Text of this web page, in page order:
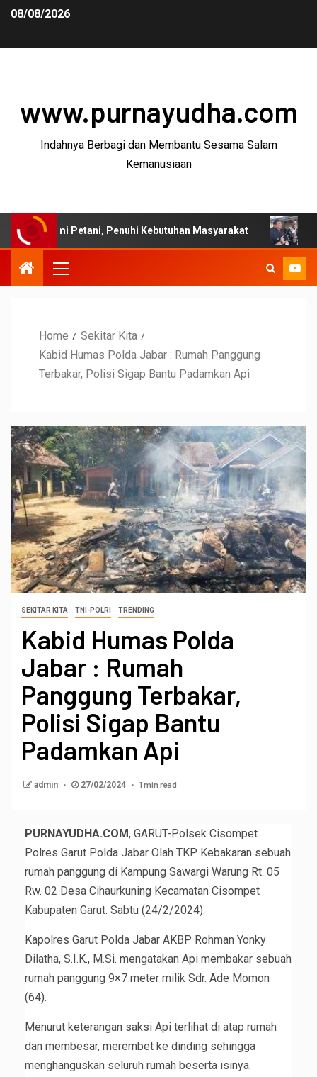
08/08/2026
www.purnayudha.com
Indahnya Berbagi dan Membantu Sesama Salam
Kemanusiaan
Petani, Penuhi Kebutuhan Masyarakat Bupati
Home
Sekitar Kita
Kabid Humas Polda Jabar : Rumah Panggung
Terbakar, Polisi Sigap Bantu Padamkan Api
SEKITAR KITA TNI-POLRI TRENDING
Kabid Humas Polda
Jabar : Rumah
Panggung Terbakar,
Polisi Sigap Bantu
Padamkan Api
admin 27/02/2024 1 min read
PURNAYUDHA.COM, GARUT-Polsek Cisompet
Polres Garut Polda Jabar Olah TKP Kebakaran sebuah
rumah panggung di Kampung Sawargi Warung Rt. 05
Rw. 02 Desa Cihaurkuning Kecamatan Cisompet
Kabupaten Garut. Sabtu (24/2/2024).
Kapolres Garut Polda Jabar AKBP Rohman Yonky
Dilatha, S.I.K., M.Si. mengatakan Api membakar sebuah
rumah panggung 9×7 meter milik Sdr. Ade Momon
(64).
Menurut keterangan saksi Api terlihat di atap rumah
dan membesar, merembet ke dinding sehingga
menghanguskan seluruh rumah beserta isinya.